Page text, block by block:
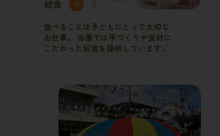
給食
食べることは子どもにとって大切な
お仕事。 当園では手づくりや食材に
こだわった給食を提供しています。